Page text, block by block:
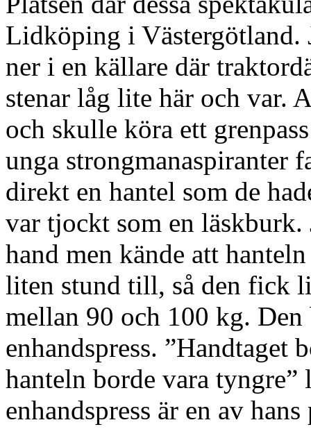
Lidköping i Västergötland.
ner i en källare där
stenar låg lite här och var.
och skulle köra ett
unga strongmanaspiranter
direkt en hantel som de
var tjockt som en
hand men kände att
liten stund till, så den fick
mellan 90 och 100 kg. Den
enhandspress. ”Handtaget
hanteln borde vara tyngre”
enhandspress är en av hans